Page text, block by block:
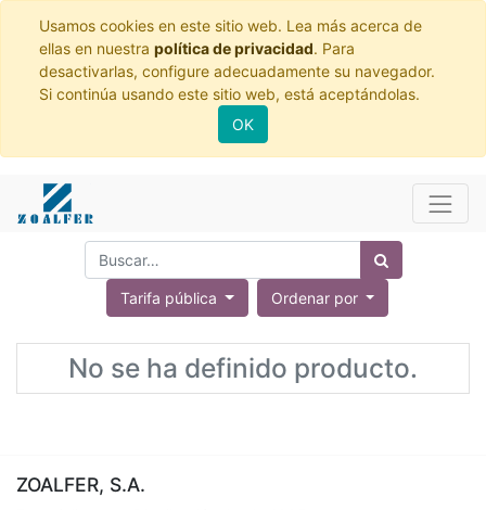
Usamos cookies en este sitio web. Lea más acerca de
ellas en nuestra política de privacidad. Para
desactivarlas, configure adecuadamente su navegador.
Si continúa usando este sitio web, está aceptándolas.
OK
Tarifa pública Ordenar por
No se ha definido producto.
ZOALFER, S.A.